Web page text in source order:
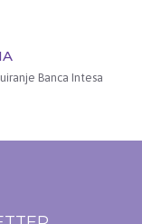
Banca Intesa